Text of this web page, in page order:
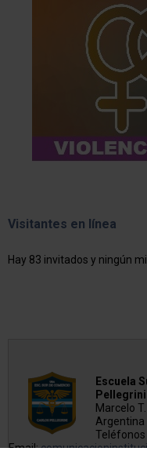
Visitantes en línea
Hay 83 invitados y ningún
Escuela
Pellegrini
Marcelo
Argentina
Teléfonos
Email: